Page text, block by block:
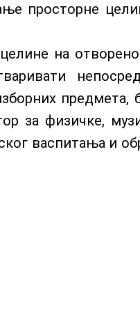
просторне
на
предмета,
за физичке,
васпитања и